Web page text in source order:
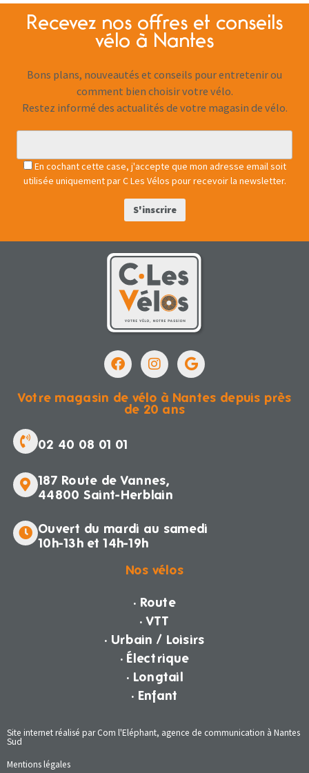
Recevez nos offres et conseils
vélo à Nantes
Bons plans, nouveautés et conseils pour entretenir ou
comment bien choisir votre vélo.
Restez informé des actualités de votre magasin de vélo.
En cochant cette case, j'accepte que mon adresse email soit
utilisée uniquement par C Les Vélos pour recevoir la newsletter.
Votre magasin de vélo à Nantes depuis près
de 20 ans
02 40 08 01 01
187 Route de Vannes,
44800 Saint-Herblain
Ouvert du mardi au samedi
10h-13h et 14h-19h
Nos vélos
· Route
· VTT
· Urbain / Loisirs
· Électrique
· Longtail
· Enfant
Site internet réalisé par Com l'Eléphant, agence de communication à Nantes
Sud
Mentions légales